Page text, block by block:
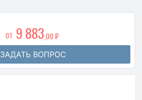
ОТ 9 883,00 ₽
ЗАДАТЬ ВОПРОС